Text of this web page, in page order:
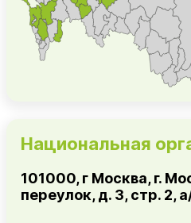
Национальная
101000, г Москва, г.
переулок, д. 3, стр. 2,